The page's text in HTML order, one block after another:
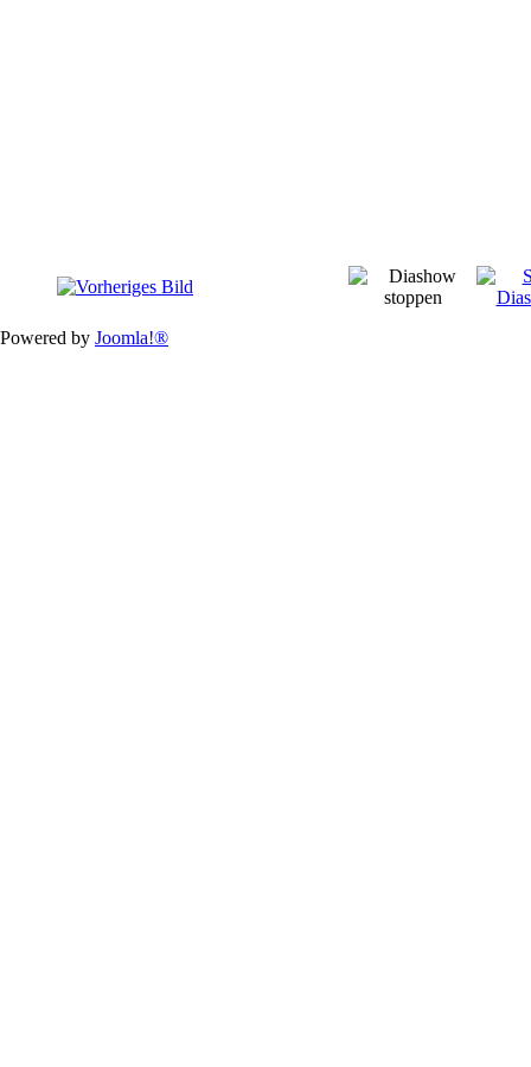
Powered by Joomla!®